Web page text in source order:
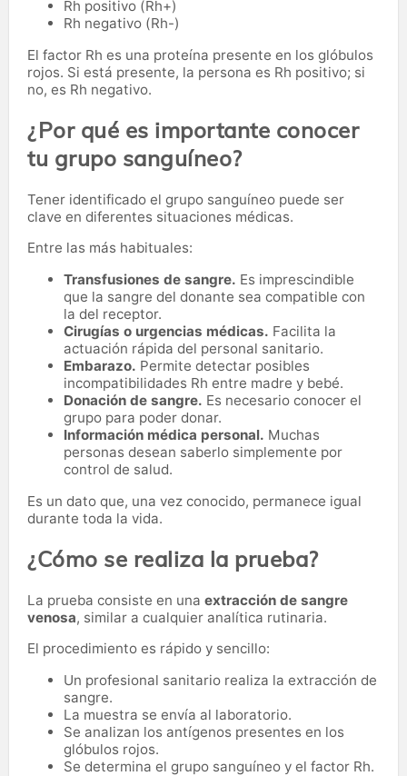
Rh positivo (Rh+)
Rh negativo (Rh-)
El factor Rh es una proteína presente en los glóbulos
rojos. Si está presente, la persona es Rh positivo; si
no, es Rh negativo.
¿Por qué es importante conocer
tu grupo sanguíneo?
Tener identificado el grupo sanguíneo puede ser
clave en diferentes situaciones médicas.
Entre las más habituales:
Transfusiones de sangre. Es imprescindible
que la sangre del donante sea compatible con
la del receptor.
Cirugías o urgencias médicas. Facilita la
actuación rápida del personal sanitario.
Embarazo. Permite detectar posibles
incompatibilidades Rh entre madre y bebé.
Donación de sangre. Es necesario conocer el
grupo para poder donar.
Información médica personal. Muchas
personas desean saberlo simplemente por
control de salud.
Es un dato que, una vez conocido, permanece igual
durante toda la vida.
¿Cómo se realiza la prueba?
La prueba consiste en una extracción de sangre
venosa, similar a cualquier analítica rutinaria.
El procedimiento es rápido y sencillo:
Un profesional sanitario realiza la extracción de
sangre.
La muestra se envía al laboratorio.
Se analizan los antígenos presentes en los
glóbulos rojos.
Se determina el grupo sanguíneo y el factor Rh.